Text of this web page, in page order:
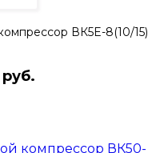
ВК5E-8(10/15)